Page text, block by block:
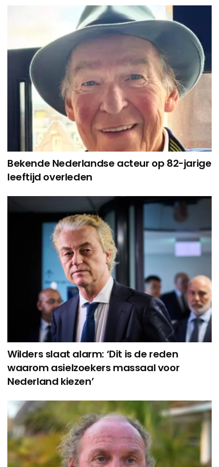
Bekende Nederlandse acteur op 82-jarige
leeftijd overleden
Wilders slaat alarm: ‘Dit is de reden
waarom asielzoekers massaal voor
Nederland kiezen’